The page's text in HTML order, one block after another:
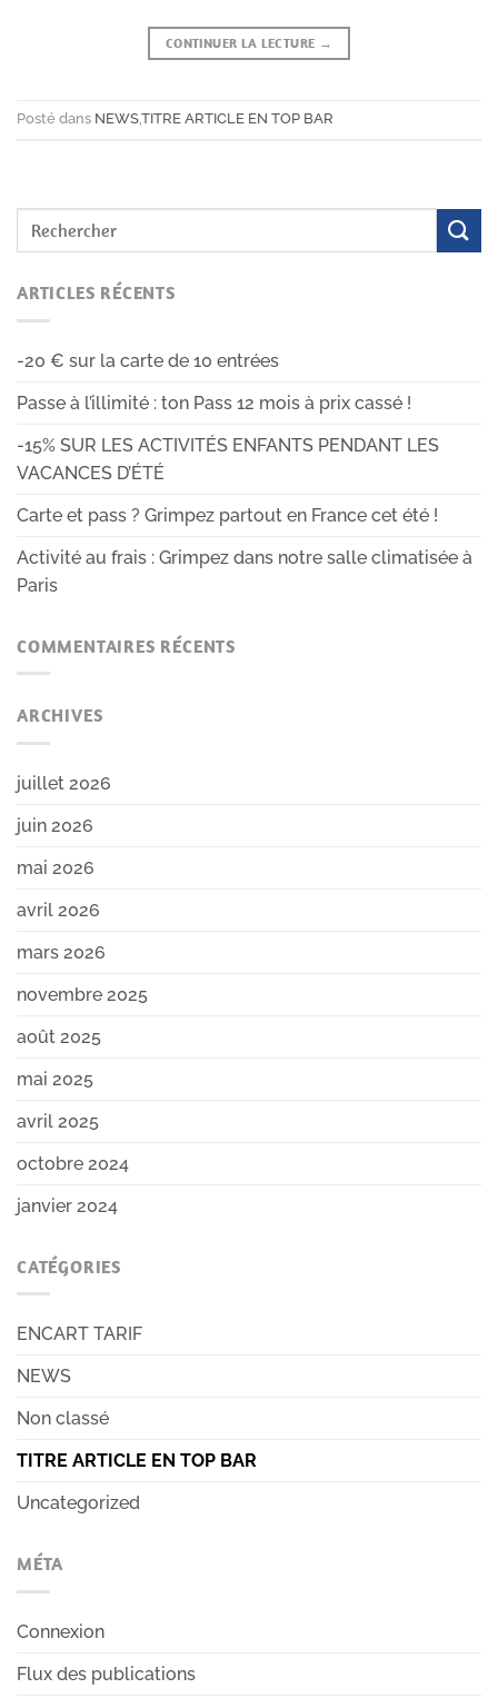
CONTINUER LA LECTURE →
Posté dans NEWS,TITRE ARTICLE EN TOP BAR
ARTICLES RÉCENTS
-20 € sur la carte de 10 entrées
Passe à l’illimité : ton Pass 12 mois à prix cassé !
-15% SUR LES ACTIVITÉS ENFANTS PENDANT LES
VACANCES D’ÉTÉ
Carte et pass ? Grimpez partout en France cet été !
Activité au frais : Grimpez dans notre salle climatisée à
Paris
COMMENTAIRES RÉCENTS
ARCHIVES
juillet 2026
juin 2026
mai 2026
avril 2026
mars 2026
novembre 2025
août 2025
mai 2025
avril 2025
octobre 2024
janvier 2024
CATÉGORIES
ENCART TARIF
NEWS
Non classé
TITRE ARTICLE EN TOP BAR
Uncategorized
MÉTA
Connexion
Flux des publications